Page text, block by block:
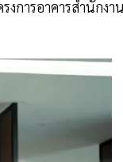
การอาคารสำนักงา